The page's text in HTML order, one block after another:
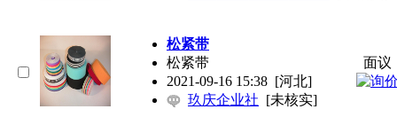
松紧带
松紧带
2021-09-16 15:38 [河北]
玖庆企业社 [未核实]
面议